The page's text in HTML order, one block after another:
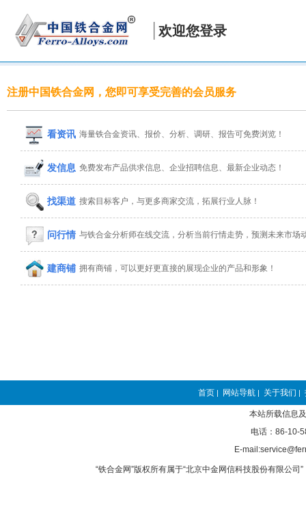
欢迎您登录
注册中国铁合金网，您即可享受完善的会员服务
看资讯 海量铁合金资讯、报价、分析、调研、报告可免费浏览！
发信息 免费发布产品供求信息、企业招聘信息、最新企业动态！
找渠道 搜索目标客户，与更多商家交流，拓展行业人脉！
问行情 与铁合金分析师在线交流，分析当前行情走势，预测未来市场
建商铺 拥有商铺，可以更好更直接的展现企业的产品和形象！
首页 | 网站导航 | 关于我们 |
本站所载信息
电话：86-10-
E-
“铁合金网”版权所有属于“北京中金网信科技股份有限公司